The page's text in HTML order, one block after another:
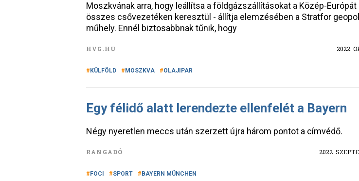
Moszkvának arra, hogy leállítsa a földgázszállításokat a Közép-
összes csővezetéken keresztül - állítja elemzésében a Stratfor
műhely. Ennél biztosabbnak tűnik, hogy
HVG.HU 2022.
KÜLFÖLD MOSZKVA OLAJIPAR
Egy félidő alatt lerendezte ellenfelét a Bayern
Négy nyeretlen meccs után szerzett újra három pontot a címvédő.
RANGADÓ 2022.
FOCI SPORT BAYERN MÜNCHEN